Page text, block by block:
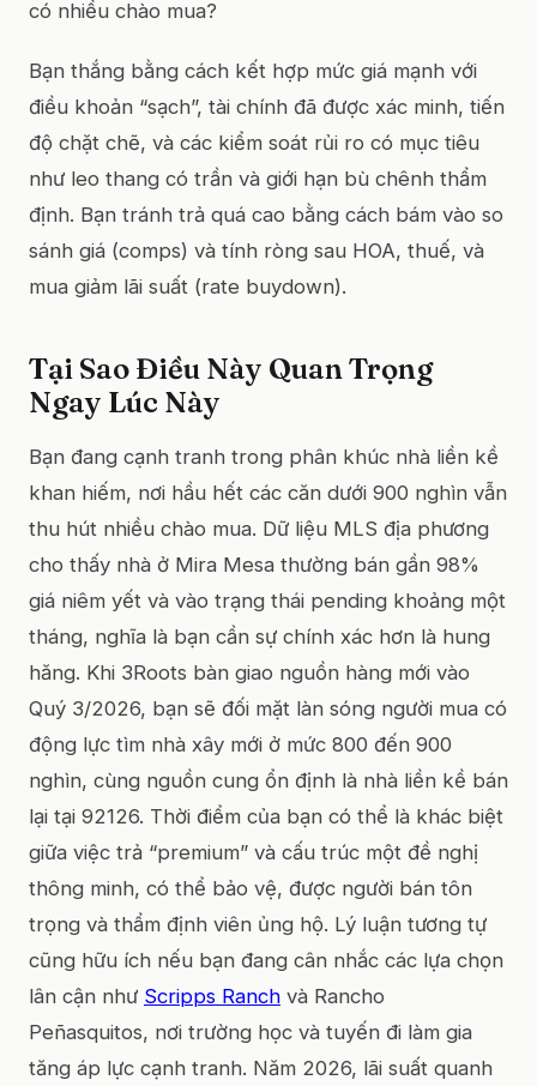
có nhiều chào mua?
Bạn thắng bằng cách kết hợp mức giá mạnh với
điều khoản “sạch”, tài chính đã được xác minh, tiến
độ chặt chẽ, và các kiểm soát rủi ro có mục tiêu
như leo thang có trần và giới hạn bù chênh thẩm
định. Bạn tránh trả quá cao bằng cách bám vào so
sánh giá (comps) và tính ròng sau HOA, thuế, và
mua giảm lãi suất (rate buydown).
Tại Sao Điều Này Quan Trọng
Ngay Lúc Này
Bạn đang cạnh tranh trong phân khúc nhà liền kề
khan hiếm, nơi hầu hết các căn dưới 900 nghìn vẫn
thu hút nhiều chào mua. Dữ liệu MLS địa phương
cho thấy nhà ở Mira Mesa thường bán gần 98%
giá niêm yết và vào trạng thái pending khoảng một
tháng, nghĩa là bạn cần sự chính xác hơn là hung
hăng. Khi 3Roots bàn giao nguồn hàng mới vào
Quý 3/2026, bạn sẽ đối mặt làn sóng người mua có
động lực tìm nhà xây mới ở mức 800 đến 900
nghìn, cùng nguồn cung ổn định là nhà liền kề bán
lại tại 92126. Thời điểm của bạn có thể là khác biệt
giữa việc trả “premium” và cấu trúc một đề nghị
thông minh, có thể bảo vệ, được người bán tôn
trọng và thẩm định viên ủng hộ. Lý luận tương tự
cũng hữu ích nếu bạn đang cân nhắc các lựa chọn
lân cận như Scripps Ranch và Rancho
Peñasquitos, nơi trường học và tuyến đi làm gia
tăng áp lực cạnh tranh. Năm 2026, lãi suất quanh